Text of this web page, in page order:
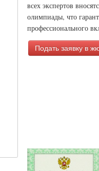
всех экспертов
олимпиады, что
профессионального
Подать заявку в